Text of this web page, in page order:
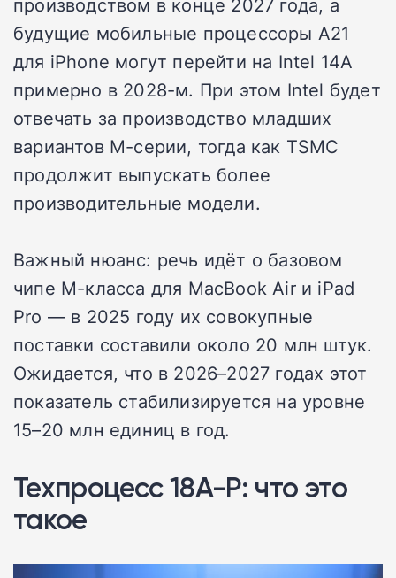
будущие мобильные процессоры A21
для iPhone могут перейти на Intel 14A
примерно в 2028-м. При этом Intel будет
отвечать за производство младших
вариантов M-серии, тогда как TSMC
продолжит выпускать более
производительные модели.
Важный нюанс: речь идёт о базовом
чипе M-класса для MacBook Air и iPad
Pro — в 2025 году их совокупные
поставки составили около 20 млн штук.
Ожидается, что в 2026–2027 годах этот
показатель стабилизируется на уровне
15–20 млн единиц в год.
Техпроцесс 18A-P: что это
такое